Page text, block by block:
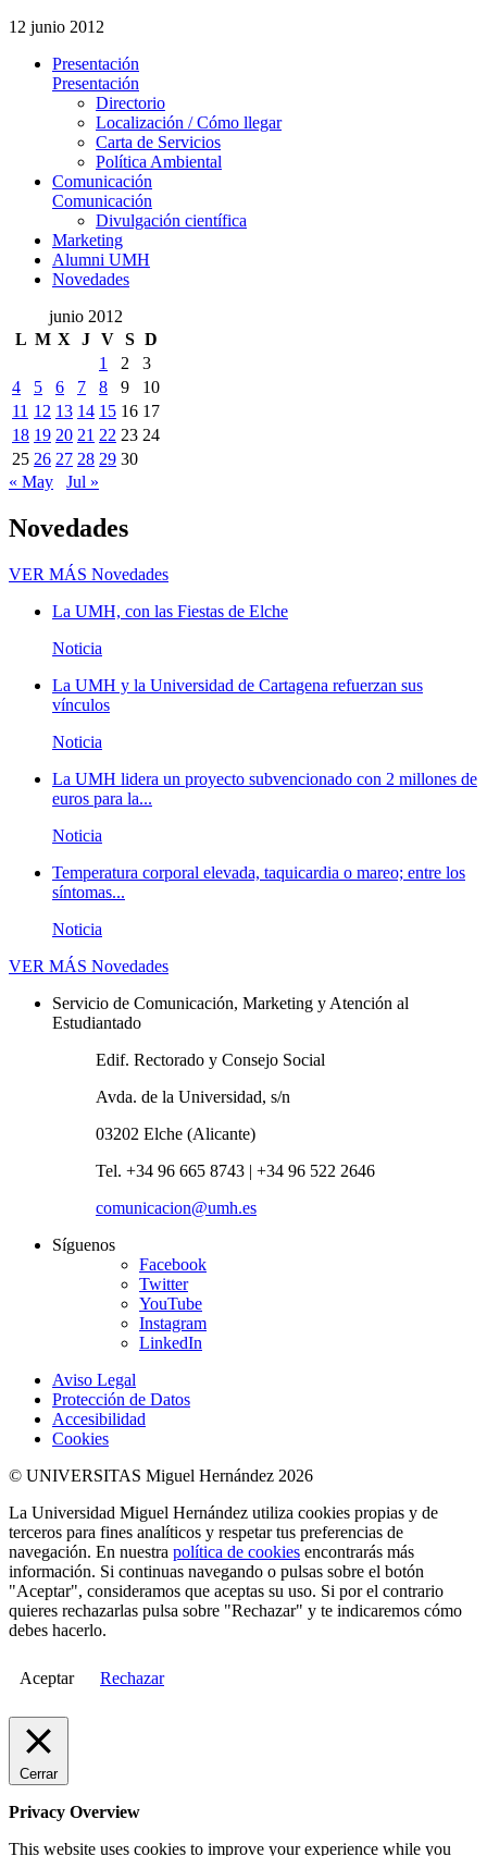
12 junio 2012
Presentación
Presentación
Directorio
Localización / Cómo llegar
Carta de Servicios
Política Ambiental
Comunicación
Comunicación
Divulgación científica
Marketing
Alumni UMH
Novedades
junio 2012
L M X J V S D
1
2
3
4
5 6 7 8 9
10
11 12 13 14 15 16 17
18 19 20 21 22 23 24
25 26 27 28 29 30
« May
Jul »
Novedades
VER MÁS Novedades
La UMH, con las Fiestas de Elche
Noticia
La UMH y la Universidad de Cartagena refuerzan sus
vínculos
Noticia
La UMH lidera un proyecto subvencionado con 2 millones de
euros para la...
Noticia
Temperatura corporal elevada, taquicardia o mareo; entre los
síntomas...
Noticia
VER MÁS Novedades
Servicio de Comunicación, Marketing y Atención al
Estudiantado
Edif. Rectorado y Consejo Social
Avda. de la Universidad, s/n
03202 Elche (Alicante)
Tel. +34 96 665 8743 | +34 96 522 2646
comunicacion@umh.es
Síguenos
Facebook
Twitter
YouTube
Instagram
LinkedIn
Aviso Legal
Protección de Datos
Accesibilidad
Cookies
© UNIVERSITAS Miguel Hernández 2026
La Universidad Miguel Hernández utiliza cookies propias y de
terceros para fines analíticos y respetar tus preferencias de
navegación. En nuestra política de cookies encontrarás más
información. Si continuas navegando o pulsas sobre el botón
"Aceptar", consideramos que aceptas su uso. Si por el contrario
quieres rechazarlas pulsa sobre "Rechazar" y te indicaremos cómo
debes hacerlo.
Aceptar Rechazar
Cerrar
Privacy Overview
This website uses cookies to improve your experience while you